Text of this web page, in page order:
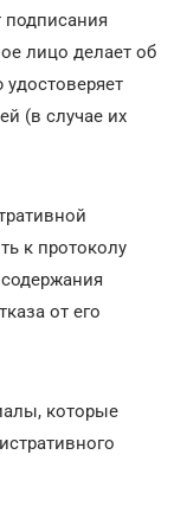
подписания
лицо делает об
(в случае их
к протоколу
от его
которые